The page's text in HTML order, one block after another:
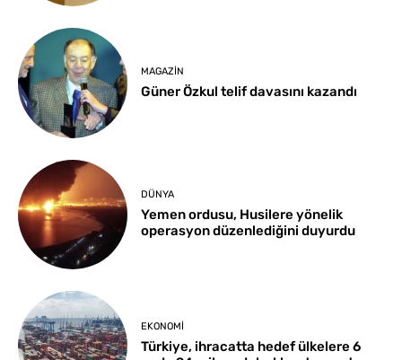
MAGAZIN
Güner Özkul telif davasını kazandı
DÜNYA
Yemen ordusu, Husilere yönelik
operasyon düzenlediğini duyurdu
EKONOMI
Türkiye, ihracatta hedef ülkelere 6